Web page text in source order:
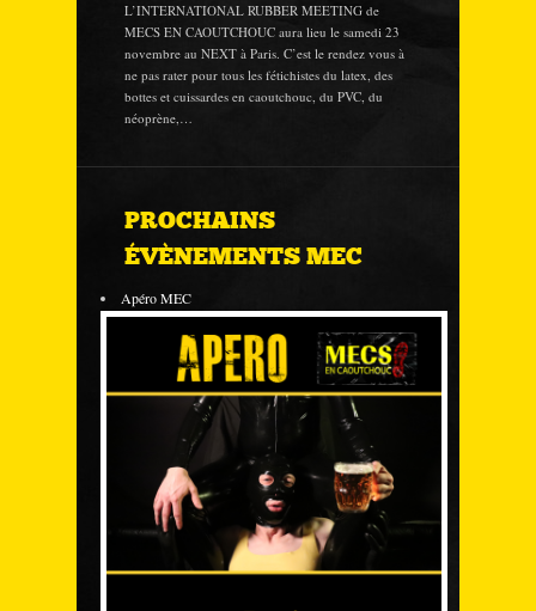
L’INTERNATIONAL RUBBER MEETING de
MECS EN CAOUTCHOUC aura lieu le samedi 23
novembre au NEXT à Paris. C’est le rendez vous à
ne pas rater pour tous les fétichistes du latex, des
bottes et cuissardes en caoutchouc, du PVC, du
néoprène,…
PROCHAINS
ÉVÈNEMENTS MEC
Apéro MEC